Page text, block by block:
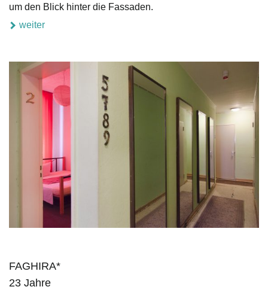
um den Blick hinter die Fassaden.
weiter
FAGHIRA*
23 Jahre